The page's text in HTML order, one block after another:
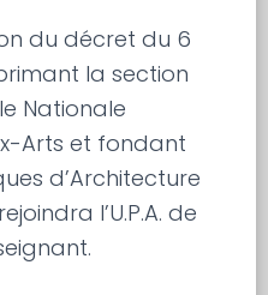
du décret du 6
la section
Nationale
Arts et fondant
d’Architecture
l’U.P.A. de